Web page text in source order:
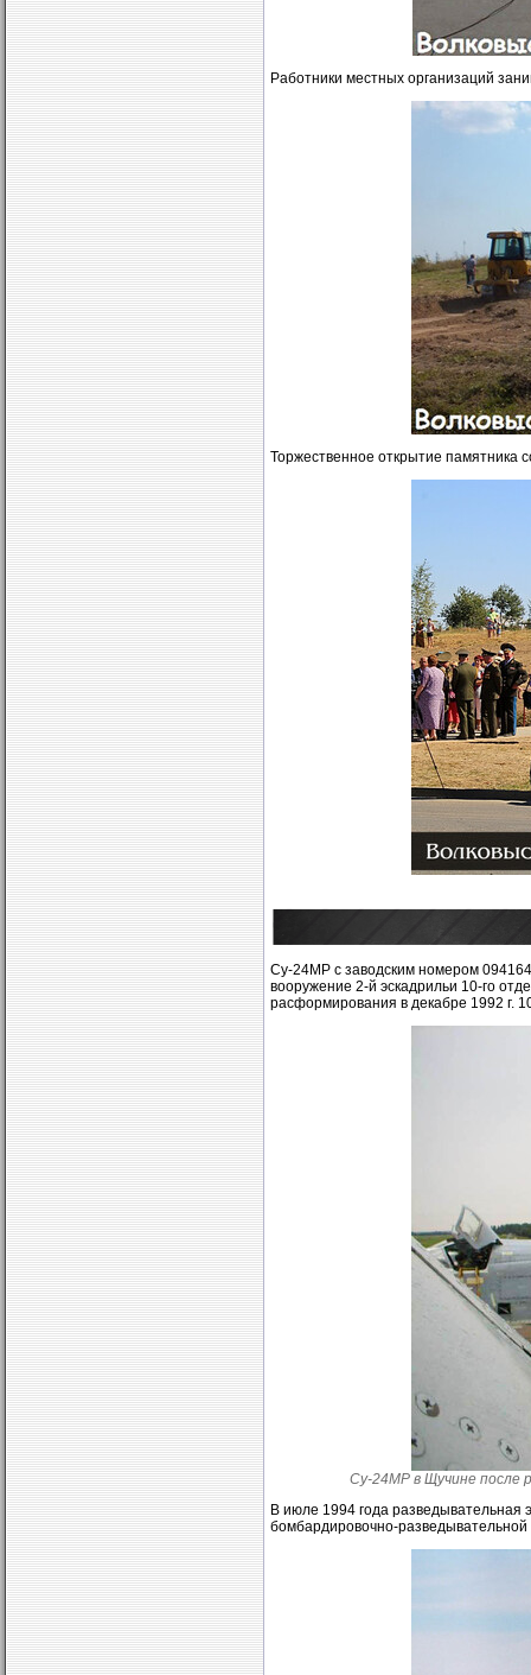
Работники местных организаций
Торжественное открытие памятника
Су-24МР с заводским номером
вооружение 2-й эскадрильи 10-го
расформирования в декабре 1992 г.
Су-24МР в Щучине после
В июле 1994 года разведывательная
бомбардировочно-